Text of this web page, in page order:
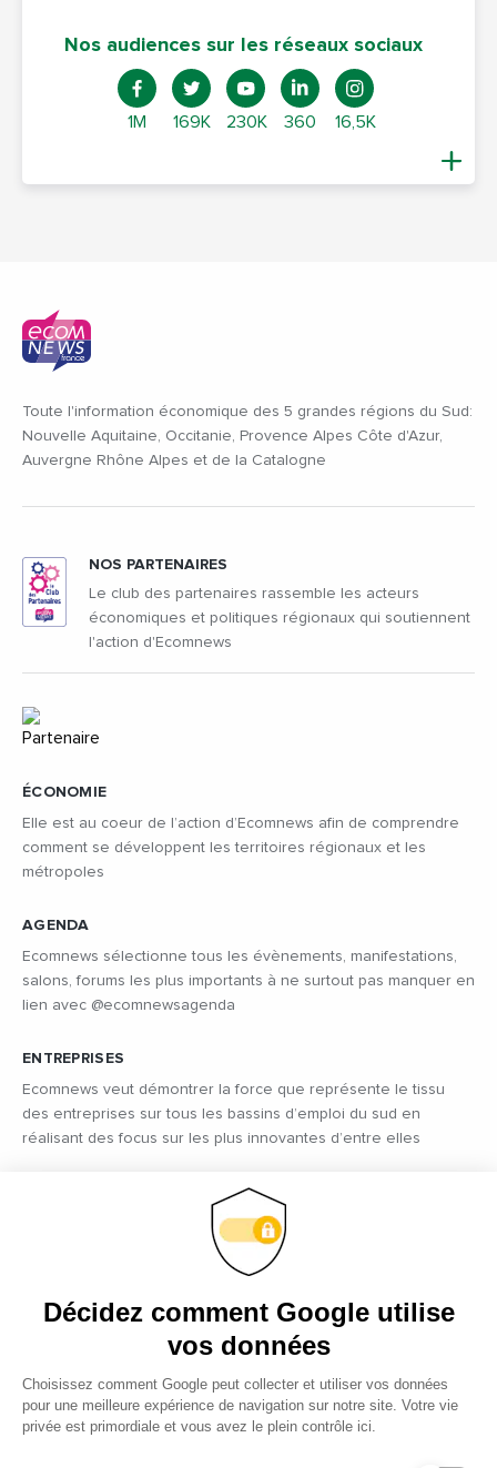
Nos audiences sur les réseaux sociaux
1M 169K 230K 360 16,5K
Toute l'information économique des 5 grandes régions du Sud:
Nouvelle Aquitaine, Occitanie, Provence Alpes Côte d'Azur,
Auvergne Rhône Alpes et de la Catalogne
ÉCONOMIE
Elle est au coeur de l’action d’Ecomnews afin de comprendre
comment se développent les territoires régionaux et les
métropoles
AGENDA
Ecomnews sélectionne tous les évènements, manifestations,
salons, forums les plus importants à ne surtout pas manquer en
lien avec @ecomnewsagenda
ENTREPRISES
Ecomnews veut démontrer la force que représente le tissu
des entreprises sur tous les bassins d’emploi du sud en
réalisant des focus sur les plus innovantes d’entre elles
Retrouvez tous les reportages et interviews de terrain réalisés
par nos journalistes professionnels sur les acteurs régionaux
EMPLOI
C’est une priorité pour Ecomnews d’aider les personnes qui
recherchent un emploi ou une formation. Retrouvez aussi les
offres d’emploi des entreprises
NOS PARTENAIRES
Le club des partenaires rassemble les acteurs
économiques et politiques régionaux qui soutiennent
l'action d'Ecomnews